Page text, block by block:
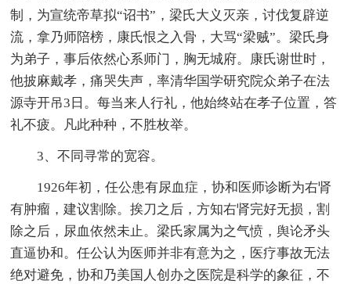
制，为宣统帝草拟“诏书”，梁氏大义灭亲，讨伐复辟逆
流，拿乃师陪榜，康氏恨之入骨，大骂“梁贼”。梁氏身
为弟子，事后依然心系师门，胸无城府。康氏谢世时，
他披麻戴孝，痛哭失声，率清华国学研究院众弟子在法
源寺开吊3日。每当来人行礼，他始终站在孝子位置，答
礼不疲。凡此种种，不胜枚举。
3、不同寻常的宽容。
1926年初，任公患有尿血症，协和医师诊断为右肾
有肿瘤，建议割除。挨刀之后，方知右肾完好无损，割
除之后，尿血依然未止。梁氏家属为之气愤，舆论矛头
直逼协和。任公认为医师并非有意为之，医疗事故无法
绝对避免，协和乃美国人创办之医院是科学的象征，不